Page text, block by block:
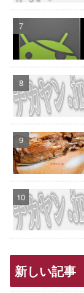
新しい記事